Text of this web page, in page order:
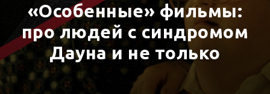
«Особенные» фильмы:
про людей с синдромом
Дауна и не только